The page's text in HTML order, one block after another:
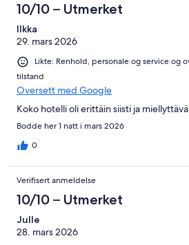
10/10 – Utmerket
Ilkka
29. mars 2026
Likte: Renhold, personale og service og
tilstand
Oversett med Google
Koko hotelli oli erittäin siisti ja miellyttävä.
Bodde her 1 natt i mars 2026
0
Verifisert anmeldelse
10/10 – Utmerket
Julle
28. mars 2026